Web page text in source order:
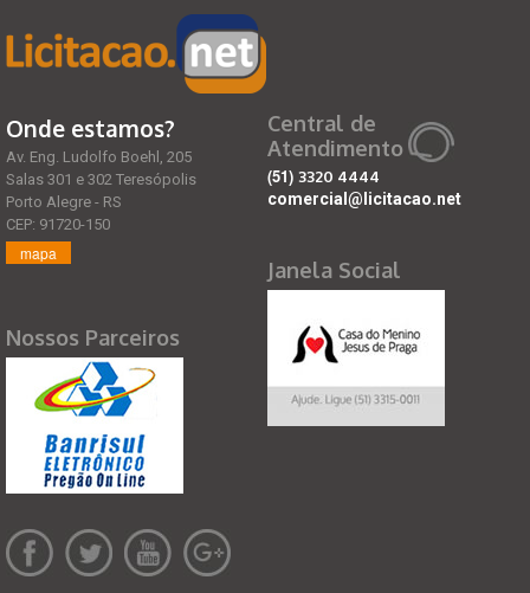
Onde estamos?
Av. Eng. Ludolfo Boehl, 205
Salas 301 e 302 Teresópolis
Porto Alegre - RS
CEP: 91720-150
mapa
Nossos Parceiros
Central de
Atendimento
(51) 3320 4444
comercial@licitacao.net
Janela Social